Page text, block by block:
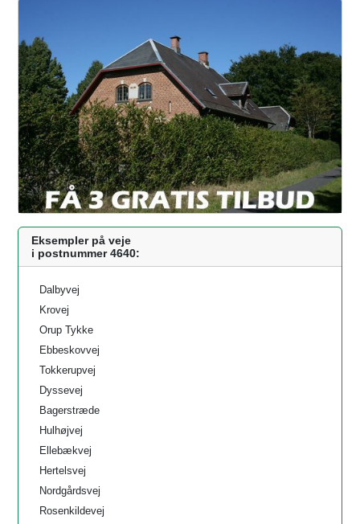
Eksempler på veje
i postnummer 4640:
Dalbyvej
Krovej
Orup Tykke
Ebbeskovvej
Tokkerupvej
Dyssevej
Bagerstræde
Hulhøjvej
Ellebækvej
Hertelsvej
Nordgårdsvej
Rosenkildevej